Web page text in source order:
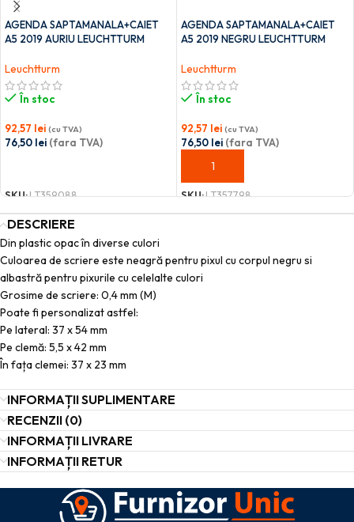
AGENDA SAPTAMANALA+CAIET
A5 2019 AURIU LEUCHTTURM
Leuchtturm
În stoc
92,57 lei (cu TVA)
76,50 lei (fara TVA)
SKU:LT359088
AGENDA SAPTAMANALA+CAIET
A5 2019 NEGRU LEUCHTTURM
Leuchtturm
În stoc
92,57 lei (cu TVA)
76,50 lei (fara TVA)
ADAUGĂ ÎN COȘ
SKU:LT357798
DESCRIERE
Din plastic opac în diverse culori
Culoarea de scriere este neagră pentru pixul cu corpul negru si
albastră pentru pixurile cu celelalte culori
Grosime de scriere: 0,4 mm (M)
Poate fi personalizat astfel:
Pe lateral: 37 x 54 mm
Pe clemă: 5,5 x 42 mm
În fața clemei: 37 x 23 mm
INFORMAȚII SUPLIMENTARE
RECENZII (0)
INFORMAȚII LIVRARE
INFORMAȚII RETUR